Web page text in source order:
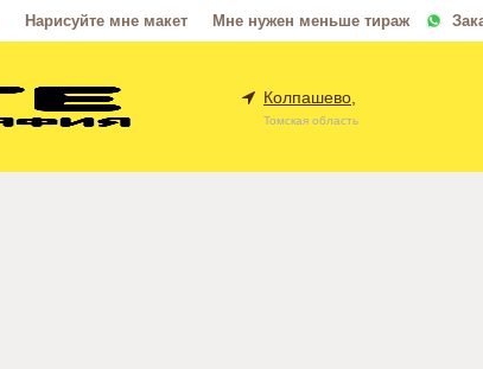
Нарисуйте мне макет Мне нужен меньше тираж
Колпашево,
Томская область